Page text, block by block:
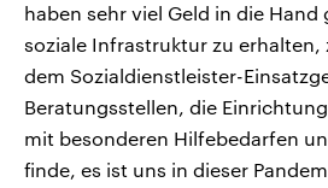
haben sehr viel Geld in die
soziale Infrastruktur zu erhalten,
dem Sozialdienstleister-
Beratungsstellen, die
mit besonderen Hilfebedarfen
finde, es ist uns in dieser